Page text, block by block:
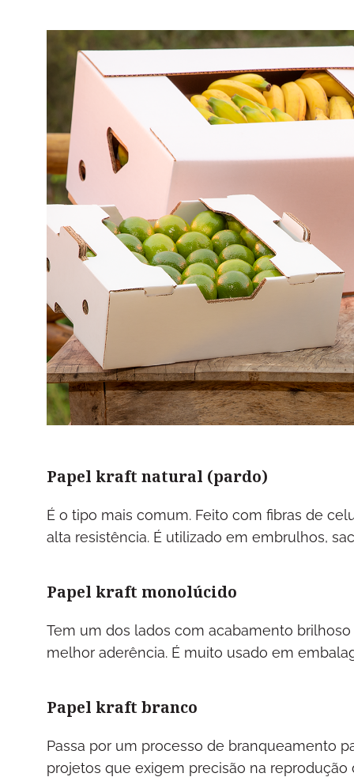
Papel kraft natural (pardo)
É o tipo mais comum. Feito com fibras de
alta resistência. É utilizado em embrulhos,
Papel kraft monolúcido
Tem um dos lados com acabamento
melhor aderência. É muito usado em
Papel kraft branco
Passa por um processo de branqueamento
projetos que exigem precisão na